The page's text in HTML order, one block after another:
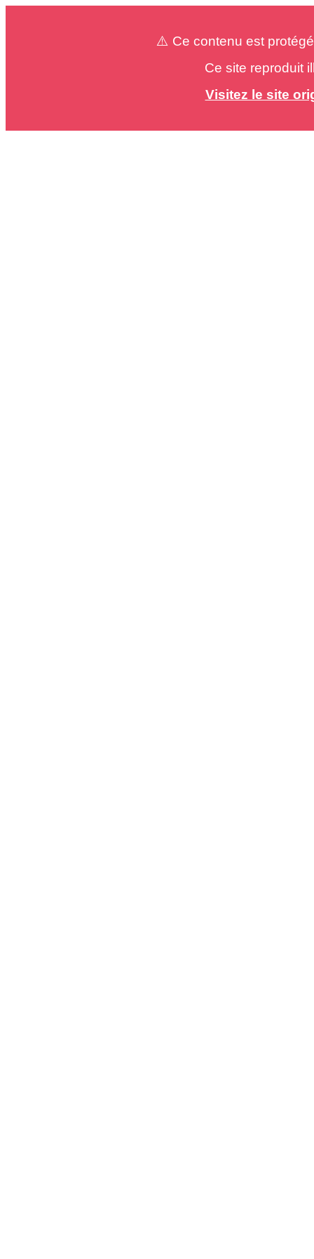
⚠️ Ce contenu est
Ce site reproduit
Visitez le site